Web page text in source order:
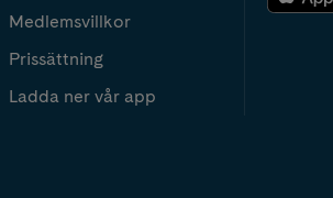
Medlemsvillkor
Prissättning
Ladda ner vår app